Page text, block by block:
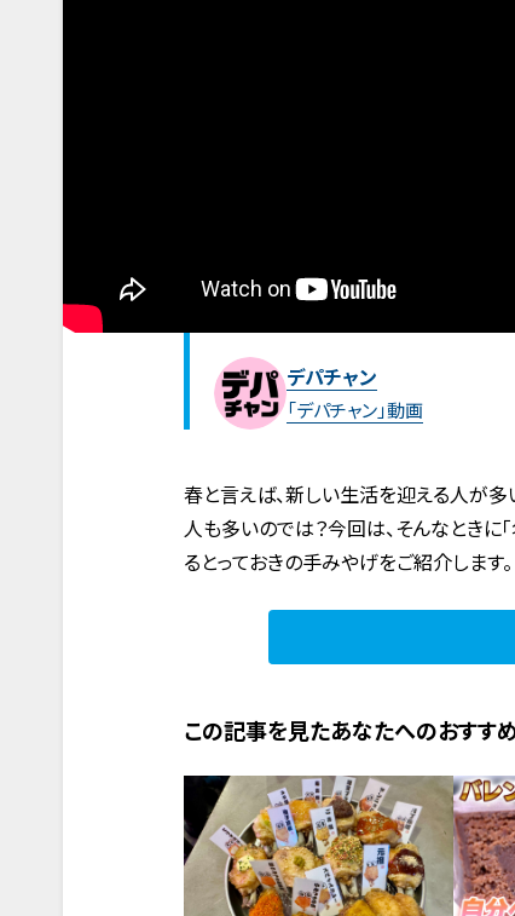
デパチャン
「デパチャン」動画
春と言えば、新しい生活を迎える人が
人も多いのでは？今回は、そんなときに
るとっておきの手みやげをご紹介します。
この記事を見たあなたへのおすす